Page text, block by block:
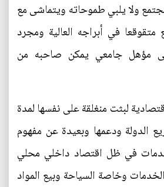
ولا يلبي طموحاته ويتماشى مع
في أبراجه العالية ومجرد
مؤهل جامعي يمكن صاحبه من
لبثت منغلقة على نفسها لمدة
الدولة ودعمها وبعيدة عن مفهوم
في ظل اقتصاد داخلي محلي
وخاصة السياحة وبيع المواد